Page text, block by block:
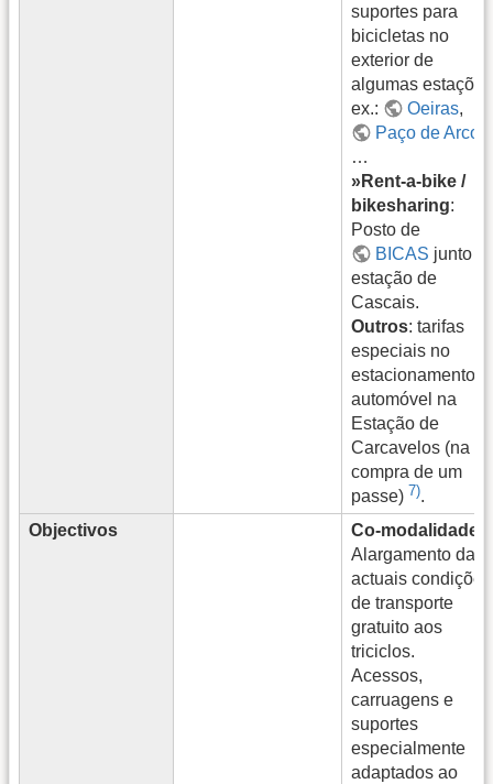
suportes para
bicicletas no
exterior de
algumas
ex.:
Oeiras,
Paço de Arcos
…
»Rent-a-bike /
bikesharing:
Posto de
BICAS junto à
estação de
Cascais.
Outros: tarifas
especiais no
estacionamento
automóvel na
Estação de
Carcavelos (na
compra de um
passe) 7).
Objectivos
Co-modalidade
Alargamento das
actuais condições
de transporte
gratuito aos
triciclos.
Acessos,
carruagens e
suportes
especialmente
adaptados ao